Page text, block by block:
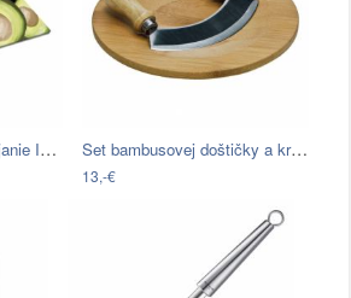
Sklenená doska na krájanie Insigne… Set bambusovej doštičky a krájača…
13,-€